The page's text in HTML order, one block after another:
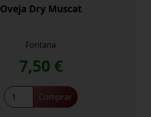
Oveja Dry Muscat
Fontana
7,50 €
Oveja
Dry
Comprar